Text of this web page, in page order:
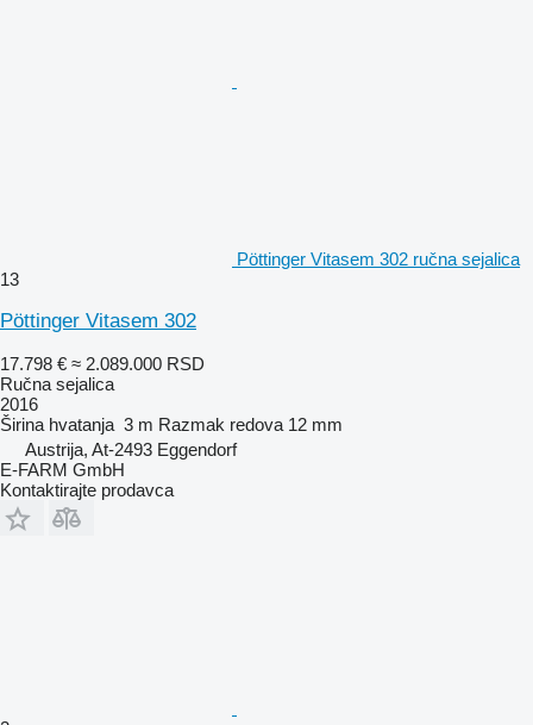
Pöttinger Vitasem 302 ručna sejalica
13
Pöttinger Vitasem 302
17.798 € ≈ 2.089.000 RSD
Ručna sejalica
2016
Širina hvatanja 3 m Razmak redova 12 mm
Austrija, At-2493 Eggendorf
E-FARM GmbH
Kontaktirajte prodavca